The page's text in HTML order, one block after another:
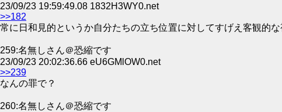
23/09/23 19:59:49.08 1832H3WY0.net
>>182
常に日和見的というか自分たちの立ち位置に対してすげえ客観的
259:名無しさん＠恐縮です
23/09/23 20:02:36.66 eU6GMlOW0.net
>>239
なんの罪で？
260:名無しさん＠恐縮です